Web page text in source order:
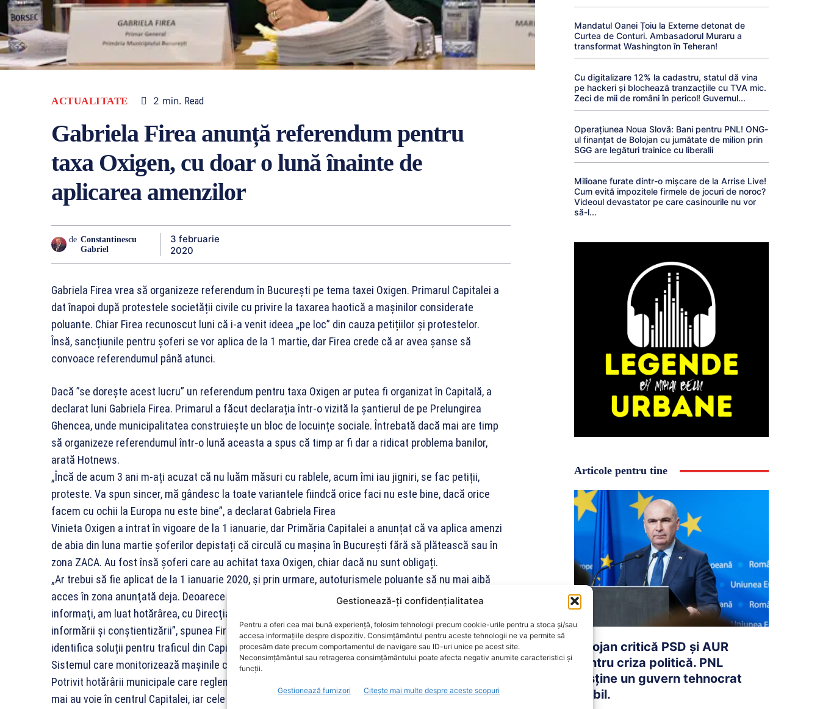
Gestionează-ți confidențialitatea
Pentru a oferi cea mai bună experiență, folosim tehnologii precum cookie-urile pentru a stoca și/sau
accesa informațiile despre dispozitiv. Consimțământul pentru aceste tehnologii ne va permite să
procesăm date precum comportamentul de navigare sau ID-uri unice pe acest site.
Neconsimțământul sau retragerea consimțământului poate afecta negativ anumite caracteristici și
funcții.
Gestionează furnizori Citește mai multe despre aceste scopuri
ACTUALITATE 2 min. Read
Gabriela Firea anunță referendum pentru
taxa Oxigen, cu doar o lună înainte de
aplicarea amenzilor
de Constantinescu
Gabriel
3 februarie
2020
Gabriela Firea vrea să organizeze referendum în București pe tema taxei Oxigen. Primarul Capitalei a
dat înapoi după protestele societății civile cu privire la taxarea haotică a mașinilor considerate
poluante. Chiar Firea recunoscut luni că i-a venit ideea „pe loc” din cauza petițiilor și protestelor.
Însă, sancțiunile pentru șoferi se vor aplica de la 1 martie, dar Firea crede că ar avea șanse să
convoace referendumul până atunci.
Dacă ”se dorește acest lucru” un referendum pentru taxa Oxigen ar putea fi organizat în Capitală, a
declarat luni Gabriela Firea. Primarul a făcut declarația într-o vizită la șantierul de pe Prelungirea
Ghencea, unde municipalitatea construiește un bloc de locuințe sociale. Întrebată dacă mai are timp
să organizeze referendumul într-o lună aceasta a spus că timp ar fi dar a ridicat problema banilor,
arată Hotnews.
„Încă de acum 3 ani m-ați acuzat că nu luăm măsuri cu rablele, acum îmi iau jigniri, se fac petiții,
proteste. Va spun sincer, mă gândesc la toate variantele fiindcă orice faci nu este bine, dacă orice
facem cu ochii la Europa nu este bine”, a declarat Gabriela Firea
Vinieta Oxigen a intrat în vigoare de la 1 ianuarie, dar Primăria Capitalei a anunțat că va aplica amenzi
de abia din luna martie șoferilor depistați că circulă cu mașina în București fără să plătească sau în
zona ZACA. Au fost însă șoferi care au achitat taxa Oxigen, chiar dacă nu sunt obligați.
„Ar trebui să fie aplicat de la 1 ianuarie 2020, şi prin urmare, autoturismele poluante să nu mai aibă
acces în zona anunţată deja. Deoarece conştientizăm faptul că cetăţenii trebuie să fie mult mai
informaţi, am luat hotărârea, cu Direcţia transporturi, ca lunile ianuarie şi februarie să fie dedicate
informării şi conştientizării”, spunea Firea în cadrul unui comandament pe care l-a convocat pentru a
identifica soluții pentru traficul din Capitală, de sărbători.
Sistemul care monitorizează mașinile care tranzitează orașul nu este nici el gata.
Potrivit hotărârii municipale care reglementează taxa Oxigen, de la 1 ianuarie, mașinile sub Euro 3 nu
mai au voie în centrul Capitalei, iar cele sub Euro 4 pot circula în oraș doar dacă plătesc vinieta Oxigen.
Mandatul Oanei Țoiu la Externe detonat de
Curtea de Conturi. Ambasadorul Muraru a
transformat Washington în Teheran!
Cu digitalizare 12% la cadastru, statul dă vina
pe hackeri și blochează tranzacțiile cu TVA mic.
Zeci de mii de români în pericol! Guvernul...
Operațiunea Noua Slovă: Bani pentru PNL! ONG-
ul finanțat de Bolojan cu jumătate de milion prin
SGG are legături trainice cu liberalii
Milioane furate dintr-o mișcare de la Arrise Live!
Cum evită impozitele firmele de jocuri de noroc?
Videoul devastator pe care casinourile nu vor
să-l...
Articole pentru tine
Bolojan critică PSD și AUR
pentru criza politică. PNL
susține un guvern tehnocrat
stabil.